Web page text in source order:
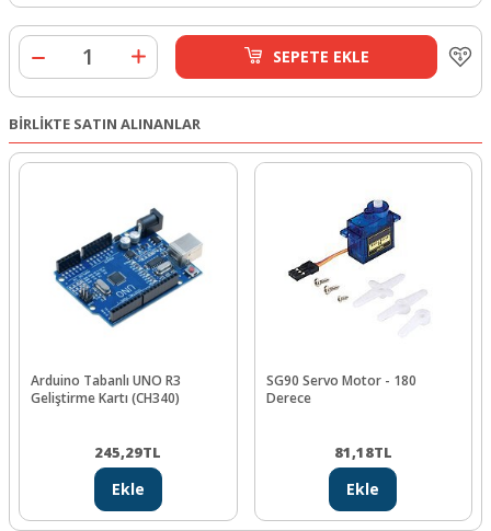
SEPETE EKLE
BİRLİKTE SATIN ALINANLAR
Arduino Tabanlı UNO R3
Geliştirme Kartı (CH340)
245,29TL
Ekle
SG90 Servo Motor - 180
Derece
81,18TL
Ekle